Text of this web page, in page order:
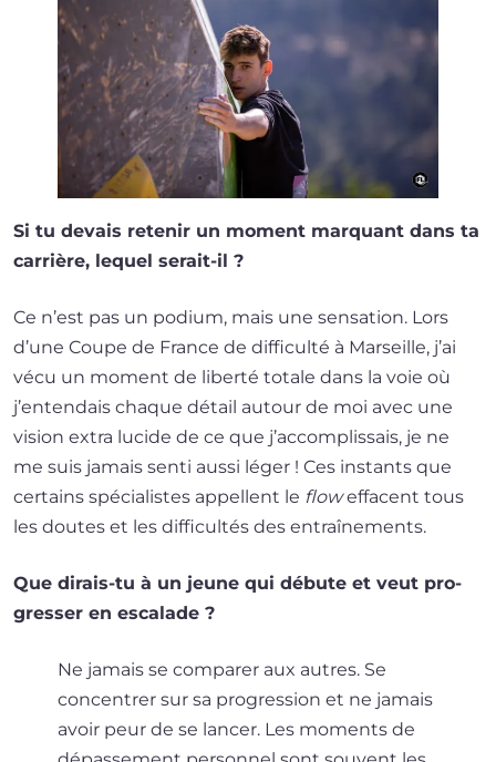
Si tu devais rete­nir un moment mar­quant dans ta
car­rière, lequel serait-il ?
Ce n’est pas un podium, mais une sen­sa­tion. Lors
d’une Coupe de France de dif­fi­cul­té à Marseille, j’ai
vécu un moment de liber­té totale dans la voie où
j’en­ten­dais chaque détail autour de moi avec une
vision extra lucide de ce que j’ac­com­plis­sais, je ne
me suis jamais sen­ti aus­si léger ! Ces ins­tants que
cer­tains spé­cia­listes appellent le floweffacent tous
les doutes et les dif­fi­cul­tés des entraînements.
Que dirais-tu à un jeune qui débute et veut pro­
gres­ser en escalade ?
Ne jamais se com­pa­rer aux autres. Se
concen­trer sur sa pro­gres­sion et ne jamais
avoir peur de se lan­cer. Les moments de